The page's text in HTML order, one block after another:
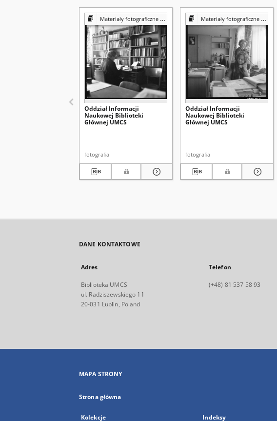
Materiały fotograficzne z Pracowni Reprografii Biblioteki UMCS
Oddział Informacji
Naukowej Biblioteki
Głównej UMCS
fotografia
Materiały fotograficzne z Pracowni Reprografii Biblioteki UMCS
Oddział Informacji
Naukowej Biblioteki
Głównej UMCS
fotografia
DANE KONTAKTOWE
Adres
Biblioteka UMCS
ul. Radziszewskiego 11
20-031 Lublin, Poland
Telefon
(+48) 81 537 58 93
MAPA STRONY
Strona główna
Kolekcje Indeksy